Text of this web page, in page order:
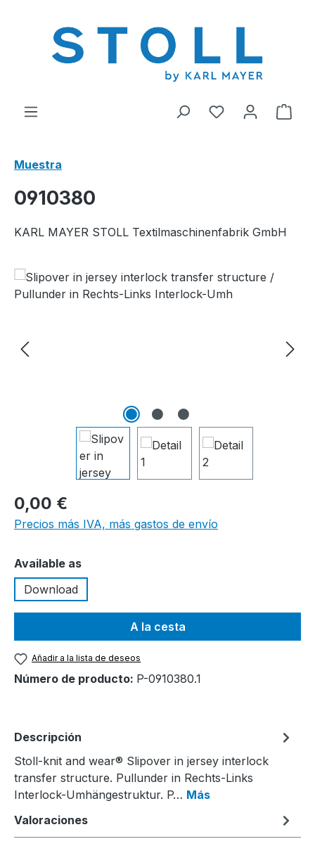
Tienes 0 El
Muestra
0910380
KARL MAYER STOLL Textilmaschinenfabrik GmbH
Omitir galería de imágenes
0,00 €
Precios más IVA, más gastos de envío
Seleccione
Available as
Download
A la cesta
Añadir a la lista de deseos
Número de producto: P-0910380.1
Descripción
Stoll-knit and wear® Slipover in jersey interlock
transfer structure. Pullunder in Rechts-Links
Interlock-Umhängestruktur. P… Más
Valoraciones